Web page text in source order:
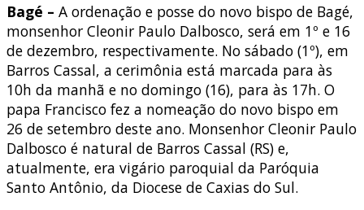
Bagé – A ordenação e posse do novo bispo de Bagé,
monsenhor Cleonir Paulo Dalbosco, será em 1º e 16
de dezembro, respectivamente. No sábado (1º), em
Barros Cassal, a cerimônia está marcada para às
10h da manhã e no domingo (16), para às 17h. O
papa Francisco fez a nomeação do novo bispo em
26 de setembro deste ano. Monsenhor Cleonir Paulo
Dalbosco é natural de Barros Cassal (RS) e,
atualmente, era vigário paroquial da Paróquia
Santo Antônio, da Diocese de Caxias do Sul.